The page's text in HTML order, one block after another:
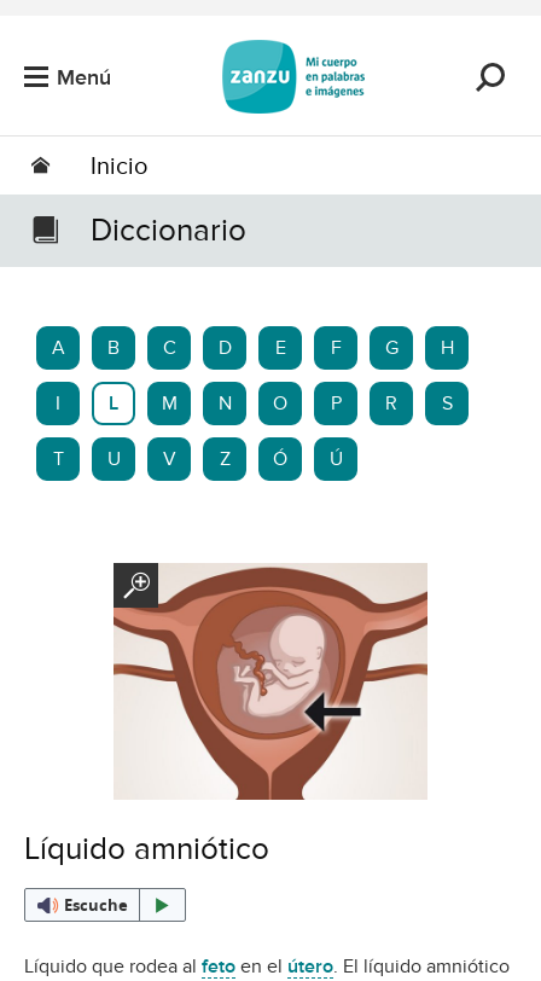
Menú
Inicio
Diccionario
A B C D E F G H
L M N O P R S
T U V Z Ó Ú
Líquido amniótico
Escuche
Líquido que rodea al feto en el útero . El líquido amniótico